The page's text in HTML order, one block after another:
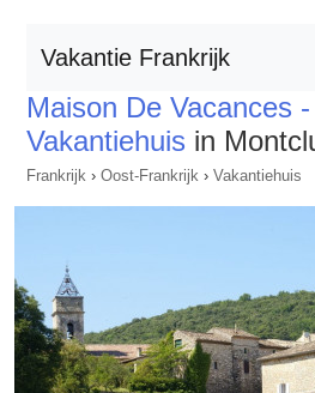
Vakantie Frankrijk
Maison De Vacances
Vakantiehuis in
Frankrijk › Oost-Frankrijk › Vakantiehuis